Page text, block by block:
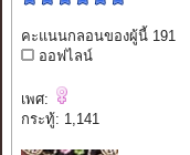
คะแนนกลอนของผู้นี้ 191
ออฟไลน์
เพศ:
กระทู้: 1,141